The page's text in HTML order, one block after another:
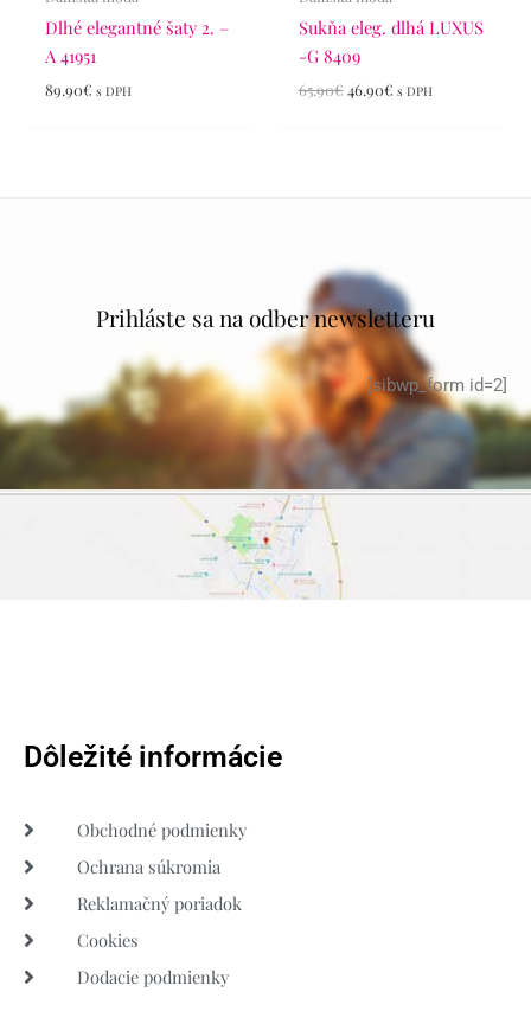
Dlhé elegantné šaty 2. –
A 41951
89.90€ s DPH
Sukňa eleg. dlhá LUXUS
-G 8409
65.90€ 46.90€ s DPH
Prihláste sa na odber newsletteru
[sibwp_form id=2]
Dôležité informácie
Obchodné podmienky
Ochrana súkromia
Reklamačný poriadok
Cookies
Dodacie podmienky